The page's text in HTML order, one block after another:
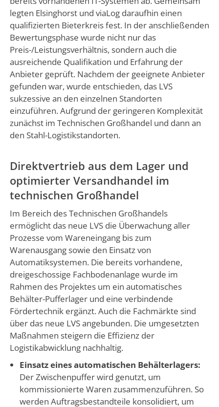
legten Elsinghorst und viaLog daraufhin einen
qualifizierten Bieterkreis fest. In der anschließenden
Bewertungsphase wurde nicht nur das
Preis-/Leistungsverhältnis, sondern auch die
ausreichende Qualifikation und Erfahrung der
Anbieter geprüft. Nachdem der geeignete Anbieter
gefunden war, wurde entschieden, das LVS
sukzessive an den einzelnen Standorten
einzuführen. Aufgrund der geringeren Komplexität
zunächst im Technischen Großhandel und dann an
den Stahl-Logistikstandorten.
Direktvertrieb aus dem Lager und
optimierter Versandhandel im
technischen Großhandel
Im Bereich des Technischen Großhandels
ermöglicht das neue LVS die Überwachung aller
Prozesse vom Wareneingang bis zum
Warenausgang sowie den Einsatz von
Automatiksystemen. Die bereits vorhandene,
dreigeschossige Fachbodenanlage wurde im
Rahmen des Projektes um ein automatisches
Behälter-Pufferlager und eine verbindende
Fördertechnik ergänzt. Auch die Fachmärkte sind
über das neue LVS angebunden. Die umgesetzten
Maßnahmen steigern die Effizienz der
Logistikabwicklung nachhaltig.
Einsatz eines automatischen Behälterlagers:
Der Zwischenpuffer wird genutzt, um
kommissionierte Waren zusammenzuführen. So
werden Auftragsbestandteile konsolidiert, um